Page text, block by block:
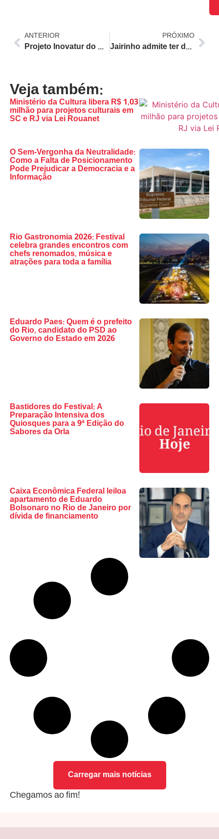
ANTERIOR
Projeto Inovatur do Rio de Janeiro Inicia Nova Fase Focada no Turismo de Favela com o Morro da Providência
PRÓXIMO
Jairinho admite ter dado ‘bandas’ em Henry Borel, mas nega agressões e tortura
Veja também:
Ministério da Cultura libera R$ 1,03
milhão para projetos culturais em
SC e RJ via Lei Rouanet
O Sem-Vergonha da Neutralidade:
Como a Falta de Posicionamento
Pode Prejudicar a Democracia e a
Informação
Rio Gastronomia 2026: Festival
celebra grandes encontros com
chefs renomados, música e
atrações para toda a família
Eduardo Paes: Quem é o prefeito
do Rio, candidato do PSD ao
Governo do Estado em 2026
Bastidores do Festival: A
Preparação Intensiva dos
Quiosques para a 9ª Edição do
Sabores da Orla
Caixa Econômica Federal leiloa
apartamento de Eduardo
Bolsonaro no Rio de Janeiro por
dívida de financiamento
Carregar mais notícias
Chegamos ao fim!